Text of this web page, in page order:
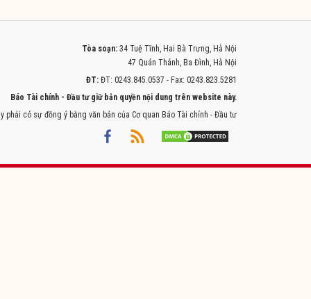
Tòa soạn: 34 Tuệ Tĩnh, Hai Bà Trưng, Hà Nội
47 Quán Thánh, Ba Đình, Hà Nội
ĐT: ĐT: 0243.845.0537 - Fax: 0243.823.5281
Báo Tài chính - Đầu tư giữ bản quyền nội dung trên website này.
có sự đồng ý bằng văn bản của Cơ quan Báo Tài chính - Đầu tư